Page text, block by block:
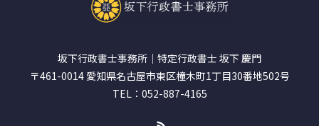
坂下行政書士事務所｜特定行政書士 坂下 慶門
〒461-0014 愛知県名古屋市東区橦木町1丁目30番地502号
TEL：052-887-4165